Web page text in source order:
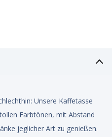
Unsere Kaffetasse
Farbtönen, mit Abstand
jeglicher Art zu genießen.